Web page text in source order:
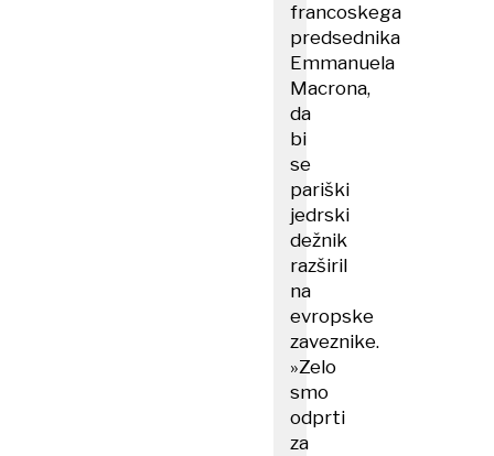
francoskega
predsednika
Emmanuela
Macrona,
da
bi
se
pariški
jedrski
dežnik
razširil
na
evropske
zaveznike.
»Zelo
smo
odprti
za